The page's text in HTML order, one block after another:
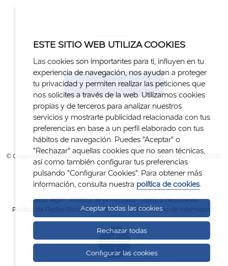
Atención al cliente
+34 932 122 300
info@clinicasagradafamilia.com
© Copyright 2026. Clínica Sagrada Família S.A. Torras i Pujalt, 1. 08022
Barcelona
Aviso legal Política de privacidad
Política de cookies
Política de Redes Sociales
Créditos Canal interno de información
ESTE SITIO WEB UTILIZA COOKIES
Las cookies son importantes para ti, influyen en tu
experiencia de navegación, nos ayudan a proteger
tu privacidad y permiten realizar las peticiones que
nos solicites a través de la web. Utilizamos cookies
propias y de terceros para analizar nuestros
servicios y mostrarte publicidad relacionada con tus
preferencias en base a un perfil elaborado con tus
hábitos de navegación. Puedes "Aceptar" o
"Rechazar" aquellas cookies que no sean técnicas,
así como también configurar tus preferencias
pulsando "Configurar Cookies". Para obtener más
información, consulta nuestra política de cookies.
Aceptar todas las cookies
Rechazar todas
Configurar las cookies